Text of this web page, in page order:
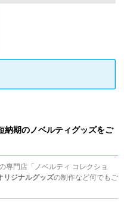
納期のノベルティグッズをご
専門店「ノベルティ コレクショ
リジナルグッズの制作など何でもご